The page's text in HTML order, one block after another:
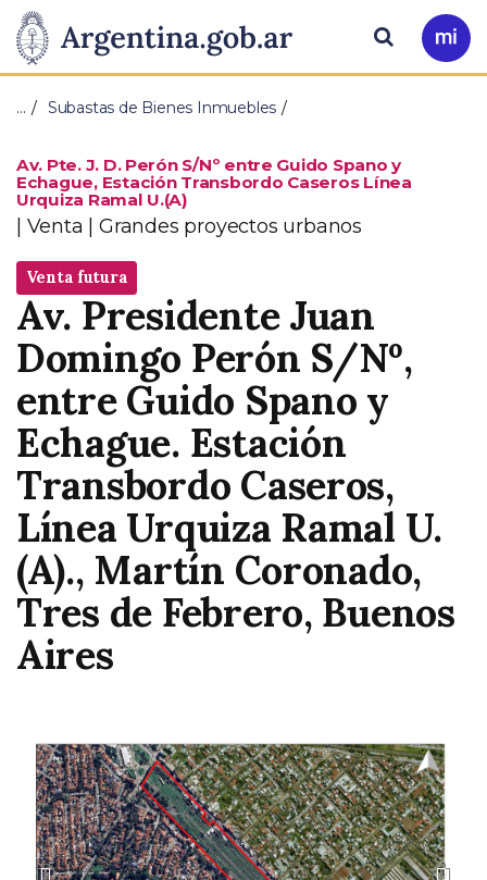
Presidencia
de
Nación
Pasar al contenido principal
Ir
a
Buscar
… Subastas de Bienes Inmuebles
Av. Pte. J. D. Perón S/Nº entre Guido Spano y
Echague, Estación Transbordo Caseros Línea
Urquiza Ramal U.(A)
Tipo
Venta | Grandes proyectos urbanos
Estado
Venta futura
Dirección
Av. Presidente Juan
Domingo Perón S/Nº,
entre Guido Spano y
Echague. Estación
Transbordo Caseros,
Línea Urquiza Ramal U.
(A)., Martín Coronado,
Tres de Febrero, Buenos
Aires
A
n
t
e
r
S
i
g
u
i